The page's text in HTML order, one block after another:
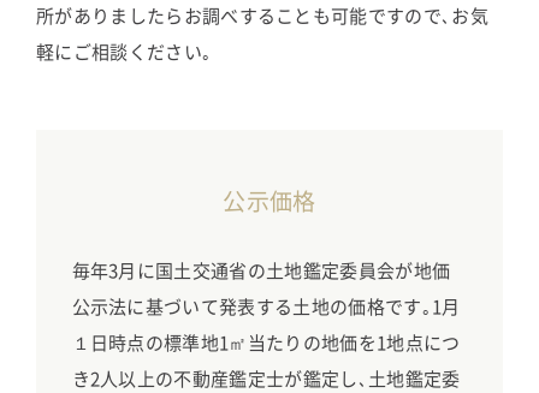
所がありましたらお調べすることも可能ですので､お気
軽にご相談ください｡
公示価格
毎年3月に国土交通省の土地鑑定委員会が地価
公示法に基づいて発表する土地の価格です｡1月
１日時点の標準地1㎡当たりの地価を1地点につ
き2人以上の不動産鑑定士が鑑定し､土地鑑定委